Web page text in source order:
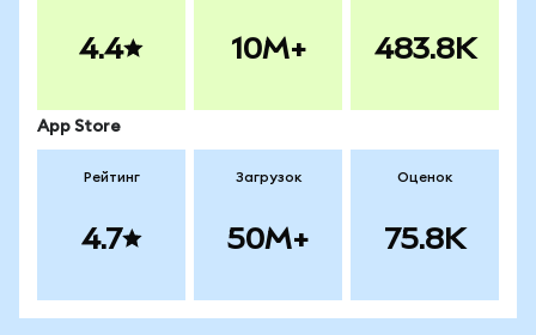
4.4 10M+ 483.8K
App Store
Рейтинг
4.7
Загрузок
50M+
Оценок
75.8K